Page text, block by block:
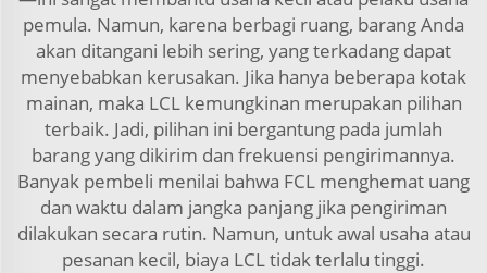
pemula. Namun, karena berbagi ruang, barang Anda
akan ditangani lebih sering, yang terkadang dapat
menyebabkan kerusakan. Jika hanya beberapa kotak
mainan, maka LCL kemungkinan merupakan pilihan
terbaik. Jadi, pilihan ini bergantung pada jumlah
barang yang dikirim dan frekuensi pengirimannya.
Banyak pembeli menilai bahwa FCL menghemat uang
dan waktu dalam jangka panjang jika pengiriman
dilakukan secara rutin. Namun, untuk awal usaha atau
pesanan kecil, biaya LCL tidak terlalu tinggi.